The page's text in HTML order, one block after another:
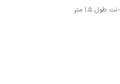
1.5 متر